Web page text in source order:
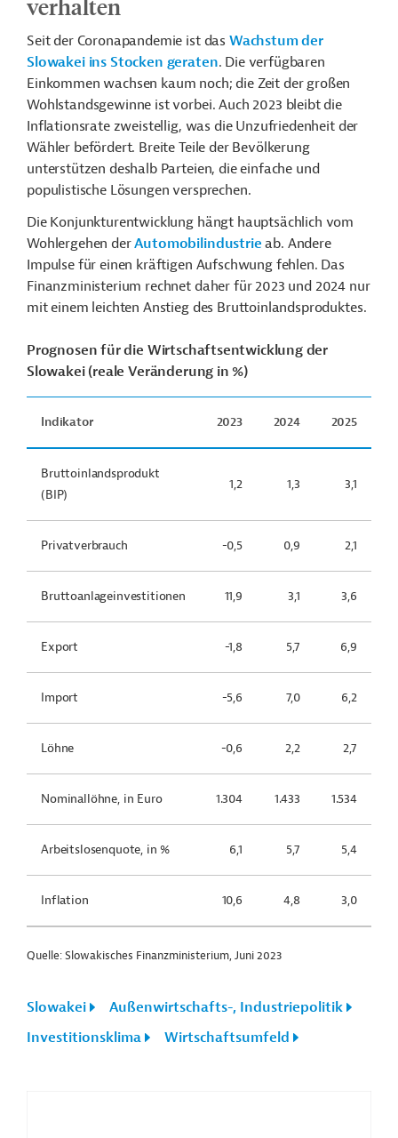
verhalten
Seit der Coronapandemie ist das Wachstum der
Slowakei ins Stocken geraten. Die verfügbaren
Einkommen wachsen kaum noch; die Zeit der großen
Wohlstandsgewinne ist vorbei. Auch 2023 bleibt die
Inflationsrate zweistellig, was die Unzufriedenheit der
Wähler befördert. Breite Teile der Bevölkerung
unterstützen deshalb Parteien, die einfache und
populistische Lösungen versprechen.
Die Konjunkturentwicklung hängt hauptsächlich vom
Wohlergehen derAutomobilindustrie ab. Andere
Impulse für einen kräftigen Aufschwung fehlen. Das
Finanzministerium rechnet daher für 2023 und 2024 nur
mit einem leichten Anstieg des Bruttoinlandsproduktes.
Prognosen für die Wirtschaftsentwicklung der
Slowakei (reale Veränderung in %)
Indikator 2023 2024 2025
Bruttoinlandsprodukt
(BIP)
1,2 1,3 3,1
Privatverbrauch -0,5 0,9 2,1
Bruttoanlageinvestitionen 11,9 3,1 3,6
Export -1,8 5,7 6,9
Import -5,6 7,0 6,2
Löhne -0,6 2,2 2,7
Nominallöhne, in Euro 1.304 1.433 1.534
Arbeitslosenquote, in % 6,1 5,7 5,4
Inflation 10,6 4,8 3,0
Quelle: Slowakisches Finanzministerium, Juni 2023
Slowakei
Außenwirtschafts-, Industriepolitik
Investitionsklima
Wirtschaftsumfeld